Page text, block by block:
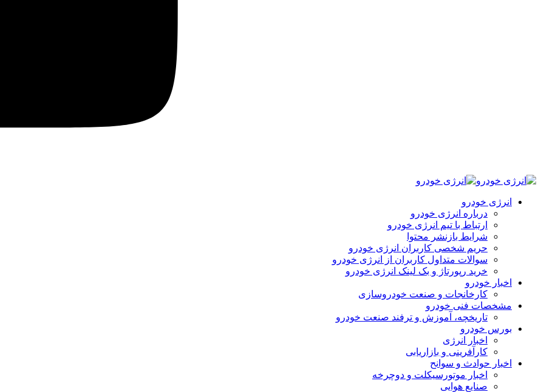
انرژی خودرو
درباره انرژی خودرو
ارتباط با تیم انرژی خودرو
شرایط بازنشر محتوا
حریم شخصی کاربران انرژی خودرو
سوالات متداول کاربران از انرژی خودرو
خرید رپورتاژ و بک لینک انرژی خودرو
اخبار خودرو
کارخانجات و صنعت خودروسازی
مشخصات فنی خودرو
تاریخچه، آموزش و ترفند صنعت خودرو
بورس خودرو
اخبار انرژی
کارآفرینی و بازاریابی
اخبار حوادث و سوانح
اخبار موتورسیکلت و دوچرخه
صنایع هوایی